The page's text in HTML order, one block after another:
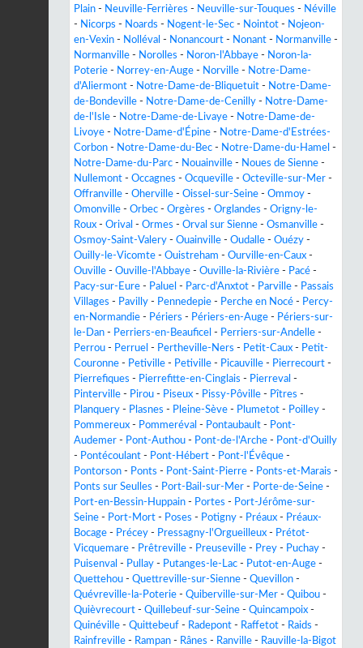
Plain - Neuville-Ferrières - Neuville-sur-Touques - Néville
- Nicorps - Noards - Nogent-le-Sec - Nointot - Nojeon-
en-Vexin - Nolléval - Nonancourt - Nonant - Normanville -
Normanville - Norolles - Noron-l'Abbaye - Noron-la-
Poterie - Norrey-en-Auge - Norville - Notre-Dame-
d'Aliermont - Notre-Dame-de-Bliquetuit - Notre-Dame-
de-Bondeville - Notre-Dame-de-Cenilly - Notre-Dame-
de-l'Isle - Notre-Dame-de-Livaye - Notre-Dame-de-
Livoye - Notre-Dame-d'Épine - Notre-Dame-d'Estrées-
Corbon - Notre-Dame-du-Bec - Notre-Dame-du-Hamel -
Notre-Dame-du-Parc - Nouainville - Noues de Sienne -
Nullemont - Occagnes - Ocqueville - Octeville-sur-Mer -
Offranville - Oherville - Oissel-sur-Seine - Ommoy -
Omonville - Orbec - Orgères - Orglandes - Origny-le-
Roux - Orival - Ormes - Orval sur Sienne - Osmanville -
Osmoy-Saint-Valery - Ouainville - Oudalle - Ouézy -
Ouilly-le-Vicomte - Ouistreham - Ourville-en-Caux -
Ouville - Ouville-l'Abbaye - Ouville-la-Rivière - Pacé -
Pacy-sur-Eure - Paluel - Parc-d'Anxtot - Parville - Passais
Villages - Pavilly - Pennedepie - Perche en Nocé - Percy-
en-Normandie - Périers - Périers-en-Auge - Périers-sur-
le-Dan - Perriers-en-Beauficel - Perriers-sur-Andelle -
Perrou - Perruel - Pertheville-Ners - Petit-Caux - Petit-
Couronne - Petiville - Petiville - Picauville - Pierrecourt -
Pierrefiques - Pierrefitte-en-Cinglais - Pierreval -
Pinterville - Pirou - Piseux - Pissy-Pôville - Pîtres -
Planquery - Plasnes - Pleine-Sève - Plumetot - Poilley -
Pommereux - Pommeréval - Pontaubault - Pont-
Audemer - Pont-Authou - Pont-de-l'Arche - Pont-d'Ouilly
- Pontécoulant - Pont-Hébert - Pont-l'Évêque -
Pontorson - Ponts - Pont-Saint-Pierre - Ponts-et-Marais -
Ponts sur Seulles - Port-Bail-sur-Mer - Porte-de-Seine -
Port-en-Bessin-Huppain - Portes - Port-Jérôme-sur-
Seine - Port-Mort - Poses - Potigny - Préaux - Préaux-
Bocage - Précey - Pressagny-l'Orgueilleux - Prétot-
Vicquemare - Prêtreville - Preuseville - Prey - Puchay -
Puisenval - Pullay - Putanges-le-Lac - Putot-en-Auge -
Quettehou - Quettreville-sur-Sienne - Quevillon -
Quévreville-la-Poterie - Quiberville-sur-Mer - Quibou -
Quièvrecourt - Quillebeuf-sur-Seine - Quincampoix -
Quinéville - Quittebeuf - Radepont - Raffetot - Raids -
Rainfreville - Rampan - Rânes - Ranville - Rauville-la-Bigot